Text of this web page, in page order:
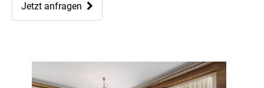
Jetzt anfragen